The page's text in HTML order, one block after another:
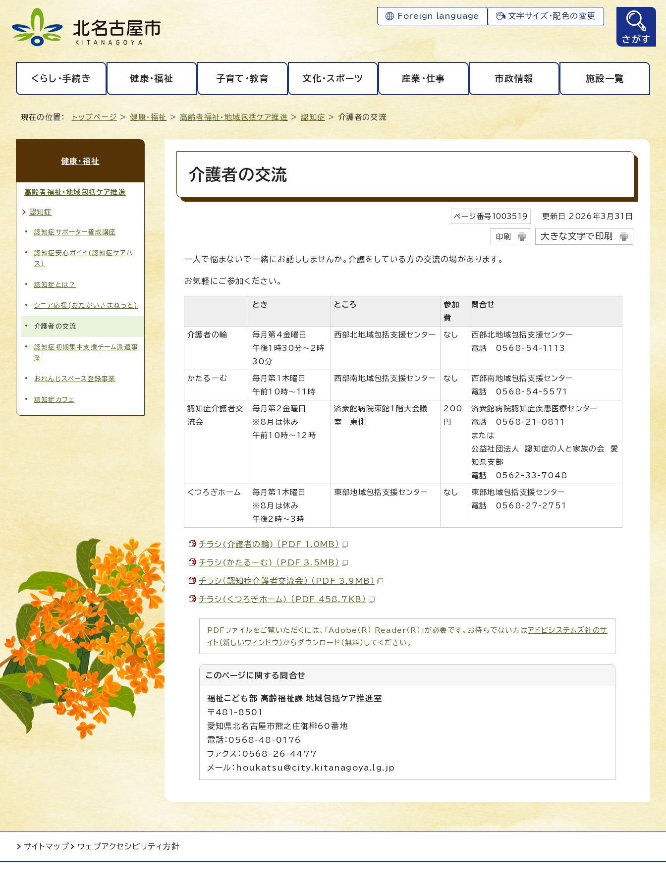
Foreign language 文字サイズ・配色の変更
さがす
くらし・手続き 健康・福祉 子育て・教育 文化・スポーツ 産業・仕事 市政情報 施設一覧
現在の位置： トップページ >健康・福祉 > 高齢者福祉・地域包括ケア推進 >認知症 > 介護者の交流
介護者の交流
ページ番号1003519 更新日 2026 年3月 31 日
印刷 大きな文字で印刷
一人で悩まないで一緒にお話ししませんか。介護をしている方の交流の場があります。
お気軽にご参加ください。
とき ところ
参加
費
問合せ
介護者の輪
毎月第4金曜日
午後1時30分〜2時
30分
西部北地域包括支援センター なし
西部北地域包括支援センター
電話 0568-54-1113
かたるーむ
毎月第1木曜日
午前10時〜11時
西部南地域包括支援センター なし
西部南地域包括支援センター
電話 0568-54-5571
認知症介護者交
流会
毎月第2金曜日
※8月は休み
午前10時〜12時
済衆館病院東館1階大会議
室 東側
200
円
済衆館病院認知症疾患医療センター
電話 0568-21-0811
または
公益社団法人 認知症の人と家族の会 愛
知県支部
電話 0562-33-7048
くつろぎホーム
毎月第1木曜日
※8月は休み
午後2時〜3時
東部地域包括支援センター なし
東部地域包括支援センター
電話 0568-27-2751
チラシ(介護者の輪) （PDF 1.0MB）
チラシ(かたるーむ) （PDF 3.5MB）
チラシ（認知症介護者交流会） （PDF 3.9MB）
チラシ(くつろぎホーム) （PDF 458.7KB）
PDFファイルをご覧いただくには、「Adobe（R） Reader（R）」が必要です。お持ちでない方はアドビシステムズ社のサ
イト（新しいウィンドウ）からダウンロード（無料）してください。
このページに関する 問合せ
福祉こども部 高齢福祉課 地域包括ケア推進室
〒481-8501
愛知県北名古屋市熊之庄御榊60番地
電話：0568-48-0176
ファクス：0568-26-4477
メール：houkatsu@city.kitanagoya.lg.jp
健康・福祉
高齢者福祉・地域包括ケア推進
認知症
認知症サポーター養成講座
認知症安心ガイド(認知症ケアパ
ス)
認知症とは？
シニア応援(おたがいさまねっと)
介護者の交流
認知症初期集中支援チーム派遣事
業
おれんじスペース登録事業
認知症カフェ
サイトマップ ウェブアクセシビリティ方針